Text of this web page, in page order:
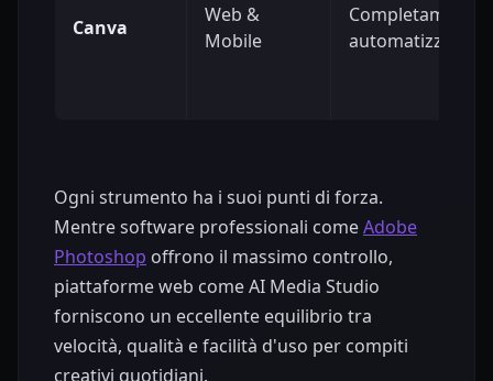
Canva
Web &
Mobile
Completamente
automatizzato
Ogni strumento ha i suoi punti di forza.
Mentre software professionali comeAdobe
Photoshop offrono il massimo controllo,
piattaforme web come AI Media Studio
forniscono un eccellente equilibrio tra
velocità, qualità e facilità d'uso per compiti
creativi quotidiani.